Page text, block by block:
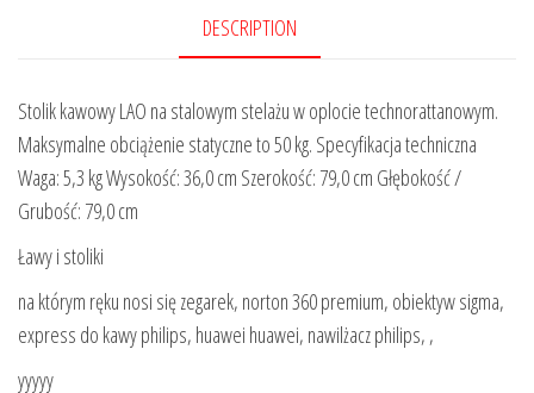
DESCRIPTION
Stolik kawowy LAO na stalowym stelażu w oplocie technorattanowym.
Maksymalne obciążenie statyczne to 50 kg. Specyfikacja techniczna
Waga: 5,3 kg Wysokość: 36,0 cm Szerokość: 79,0 cm Głębokość /
Grubość: 79,0 cm
Ławy i stoliki
na którym ręku nosi się zegarek, norton 360 premium, obiektyw sigma,
express do kawy philips, huawei huawei, nawilżacz philips, ,
yyyyy